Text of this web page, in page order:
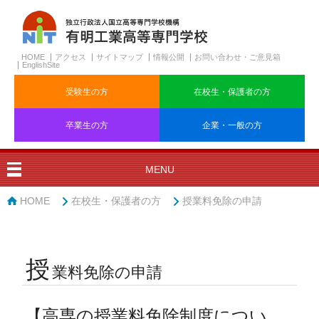
HOME アクセス サイトマップ 情報公開
お問い合わせ・ご意見箱
EnglishSite
受験生の方 在校生・保護者の方
卒業生の方 企業・一般の方
MENU
HOME 在校生・保護者の方 授業料免除の申請
授 業料免除の申請